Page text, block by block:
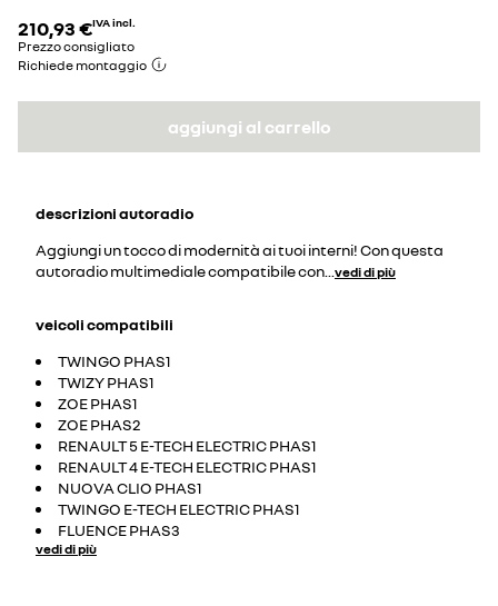
210,93 €IVA incl.
Prezzo consigliato
Richiede montaggio
aggiungi al carrello
descrizioniautoradio
Aggiungi un tocco di modernità ai tuoi interni! Con questa
autoradio multimediale compatibile con vedi di più
veicoli compatibili
TWINGO PHAS1
TWIZY PHAS1
ZOE PHAS1
ZOE PHAS2
RENAULT 5 E-TECH ELECTRIC PHAS1
RENAULT 4 E-TECH ELECTRIC PHAS1
NUOVA CLIO PHAS1
TWINGO E-TECH ELECTRIC PHAS1
FLUENCE PHAS3
vedi di più